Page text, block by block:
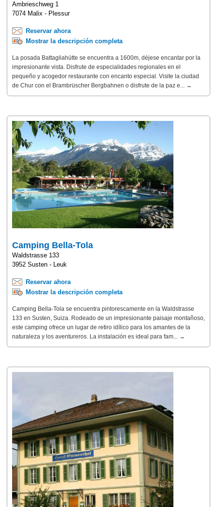
Ambrieschweg 1
7074 Malix - Plessur
Reservar ahora
Mostrar la descripción completa
La posada Battagliahütte se encuentra a 1600m, déjese encantar por la
impresionante vista. Disfrute de especialidades regionales en el
pequeño y acogedor restaurante con encanto especial. Visite la ciudad
de Chur con el Brambrüscher Bergbahnen o disfrute de la paz e... →
Camping Bella-Tola
Waldstrasse 133
3952 Susten - Leuk
Reservar ahora
Mostrar la descripción completa
Camping Bella-Tola se encuentra pintorescamente en la Waldstrasse
133 en Susten, Suiza. Rodeado de un impresionante paisaje montañoso,
este camping ofrece un lugar de retiro idílico para los amantes de la
naturaleza y los aventureros. La instalación es ideal para fam... →